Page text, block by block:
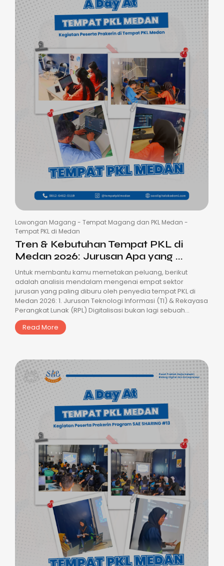
Lowongan Magang - Tempat Magang dan PKL Medan -
Tempat PKL di Medan
Tren & Kebutuhan Tempat PKL di
Medan 2026: Jurusan Apa yang ...
Untuk membantu kamu memetakan peluang, berikut
adalah analisis mendalam mengenai empat sektor
jurusan yang paling diburu oleh penyedia tempat PKL di
Medan 2026: 1. Jurusan Teknologi Informasi (TI) & Rekayasa
Perangkat Lunak (RPL) Digitalisasi bukan lagi sebuah...
Read More